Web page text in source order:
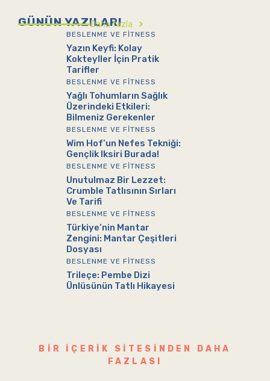
GÜNÜN YAZILARI
Daha fazla
BESLENME VE FITNESS
Yazın Keyfi: Kolay
Kokteyller İçin Pratik
Tarifler
BESLENME VE FITNESS
Yağlı Tohumların Sağlık
Üzerindeki Etkileri:
Bilmeniz Gerekenler
BESLENME VE FITNESS
Wim Hof’un Nefes Tekniği:
Gençlik Iksiri Burada!
BESLENME VE FITNESS
Unutulmaz Bir Lezzet:
Crumble Tatlısının Sırları
Ve Tarifi
BESLENME VE FITNESS
Türkiye’nin Mantar
Zengini: Mantar Çeşitleri
Dosyası
BESLENME VE FITNESS
Trileçe: Pembe Dizi
Ünlüsünün Tatlı Hikayesi
BIR IÇERIK SITESINDEN DAHA
FAZLASI